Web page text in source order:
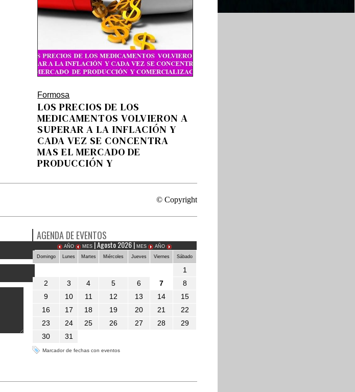
Formosa
LOS PRECIOS DE LOS
MEDICAMENTOS VOLVIERON A
SUPERAR A LA INFLACIÓN Y
CADA VEZ SE CONCENTRA
MAS EL MERCADO DE
PRODUCCIÓN Y
© Copyright
AGENDA DE EVENTOS
AÑO MES | Agosto 2026 |MES
AÑO
Domingo
Lunes Martes Miércoles Jueves Viernes Sábado
1
2
3 4 5 6 7
8
9
10 11 12 13 14
15
16
17 18 19 20 21
22
23
24 25 26 27 28
29
30
31
Marcador de fechas con eventos